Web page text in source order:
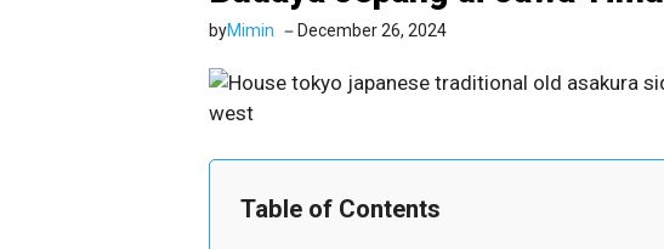
byMimin December 26, 2024
Table of Contents